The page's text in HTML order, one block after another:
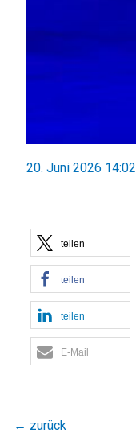
20. Juni 2026 14:02
teilen
teilen
teilen
E-Mail
← zurück